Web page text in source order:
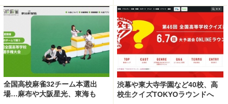
全国高校麻雀32チーム本選出
場…麻布や大阪星光、東海も
渋幕や東大寺学園など40校、高
校生クイズTOKYOラウンドへ